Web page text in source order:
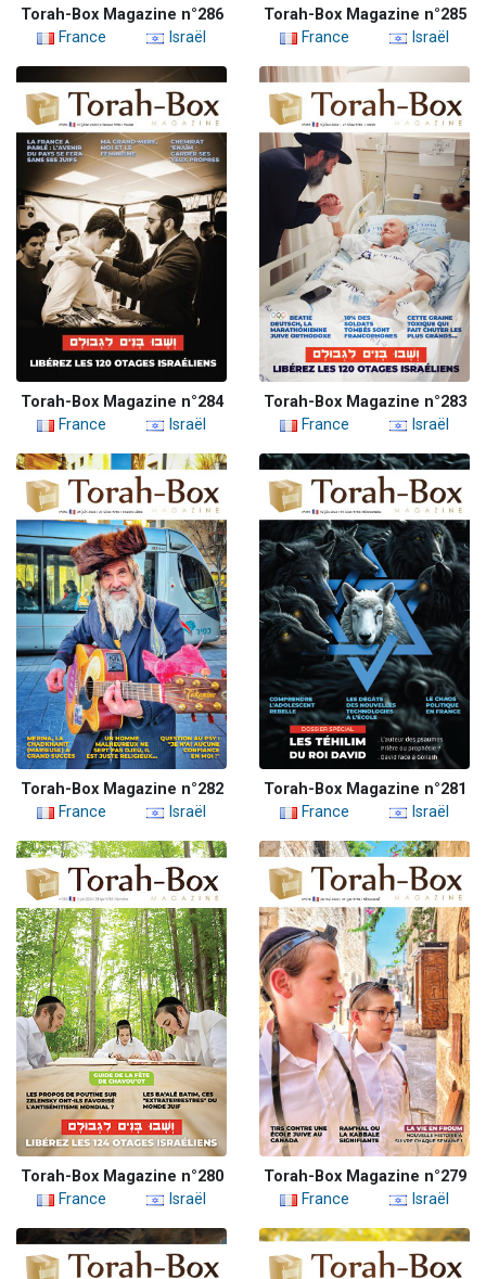
Torah-Box Magazine n°286
France
Israël
Torah-Box Magazine n°285
France
Israël
Torah-Box Magazine n°284
France
Israël
Torah-Box Magazine n°283
France
Israël
Torah-Box Magazine n°282
France
Israël
Torah-Box Magazine n°281
France
Israël
Torah-Box Magazine n°280
France
Israël
Torah-Box Magazine n°279
France
Israël